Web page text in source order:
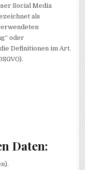
Social Media
als
oder
Definitionen im Art.
Daten: